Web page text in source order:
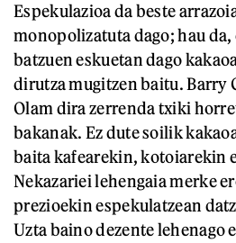
Espekulazioa da beste
monopolizatuta dago; hau da,
batzuen eskuetan dago
dirutza mugitzen baitu. Barry
Olam dira zerrenda txiki
bakanak. Ez dute soilik
baita kafearekin, kotoiarekin
Nekazariei lehengaia merke
prezioekin espekulatzean
Uzta baino dezente lehenago